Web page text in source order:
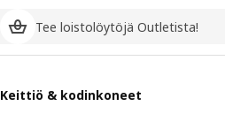
Tee loistolöytöjä Outletista!
Keittiö & kodinkoneet